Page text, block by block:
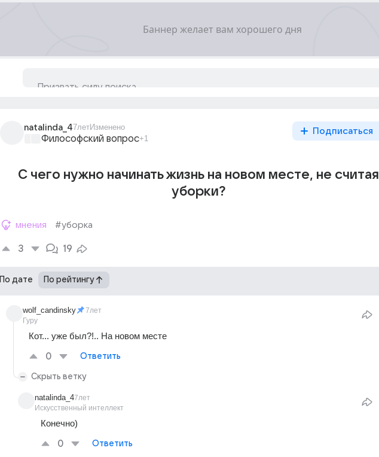
natalinda_47летИзменено
Философский вопрос+1
Подписаться
С чего нужно начинать жизнь на новом месте, не считая
уборки?
мнения #уборка
3 19
По дате По рейтингу
wolf_candinsky
Гуру
7лет
Кот... уже был?!.. На новом месте
0 Ответить
Скрыть ветку
natalinda_4
Искусственный интеллект
7лет
Конечно)
0 Ответить